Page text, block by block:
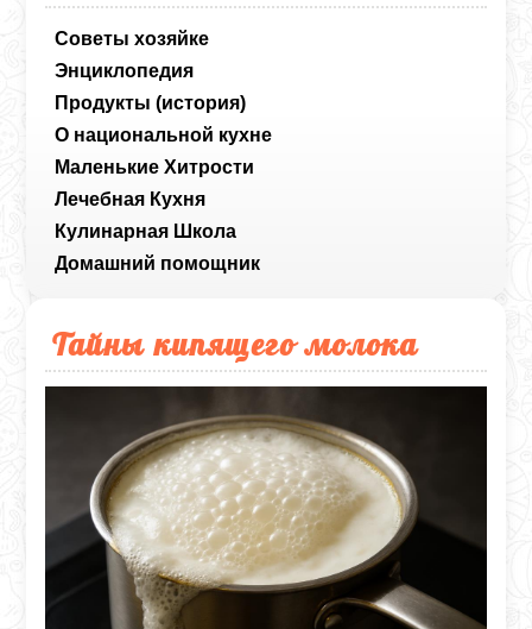
Советы хозяйке
Энциклопедия
Продукты (история)
О национальной кухне
Маленькие Хитрости
Лечебная Кухня
Кулинарная Школа
Домашний помощник
Тайны кипящего молока